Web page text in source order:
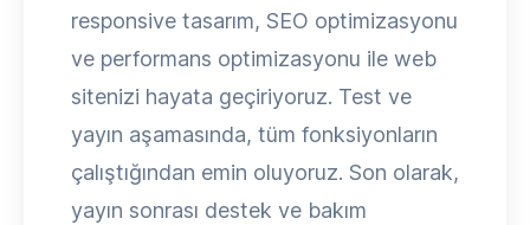
responsive tasarım, SEO optimizasyonu
ve performans optimizasyonu ile web
sitenizi hayata geçiriyoruz. Test ve
yayın aşamasında, tüm fonksiyonların
çalıştığından emin oluyoruz. Son olarak,
yayın sonrası destek ve bakım